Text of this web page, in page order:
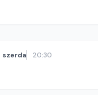
szerda 20:30